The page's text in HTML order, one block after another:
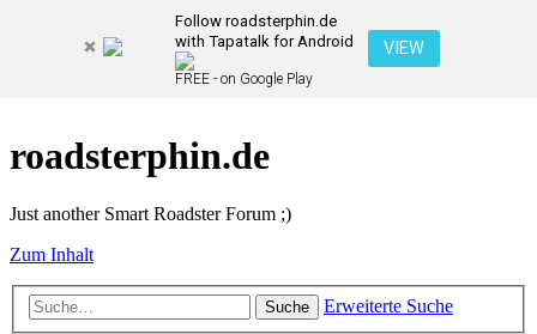
Follow roadsterphin.de
with Tapatalk for Android
FREE - on Google Play
VIEW
roadsterphin.de
Just another Smart Roadster Forum ;)
Zum Inhalt
Suche Erweiterte Suche